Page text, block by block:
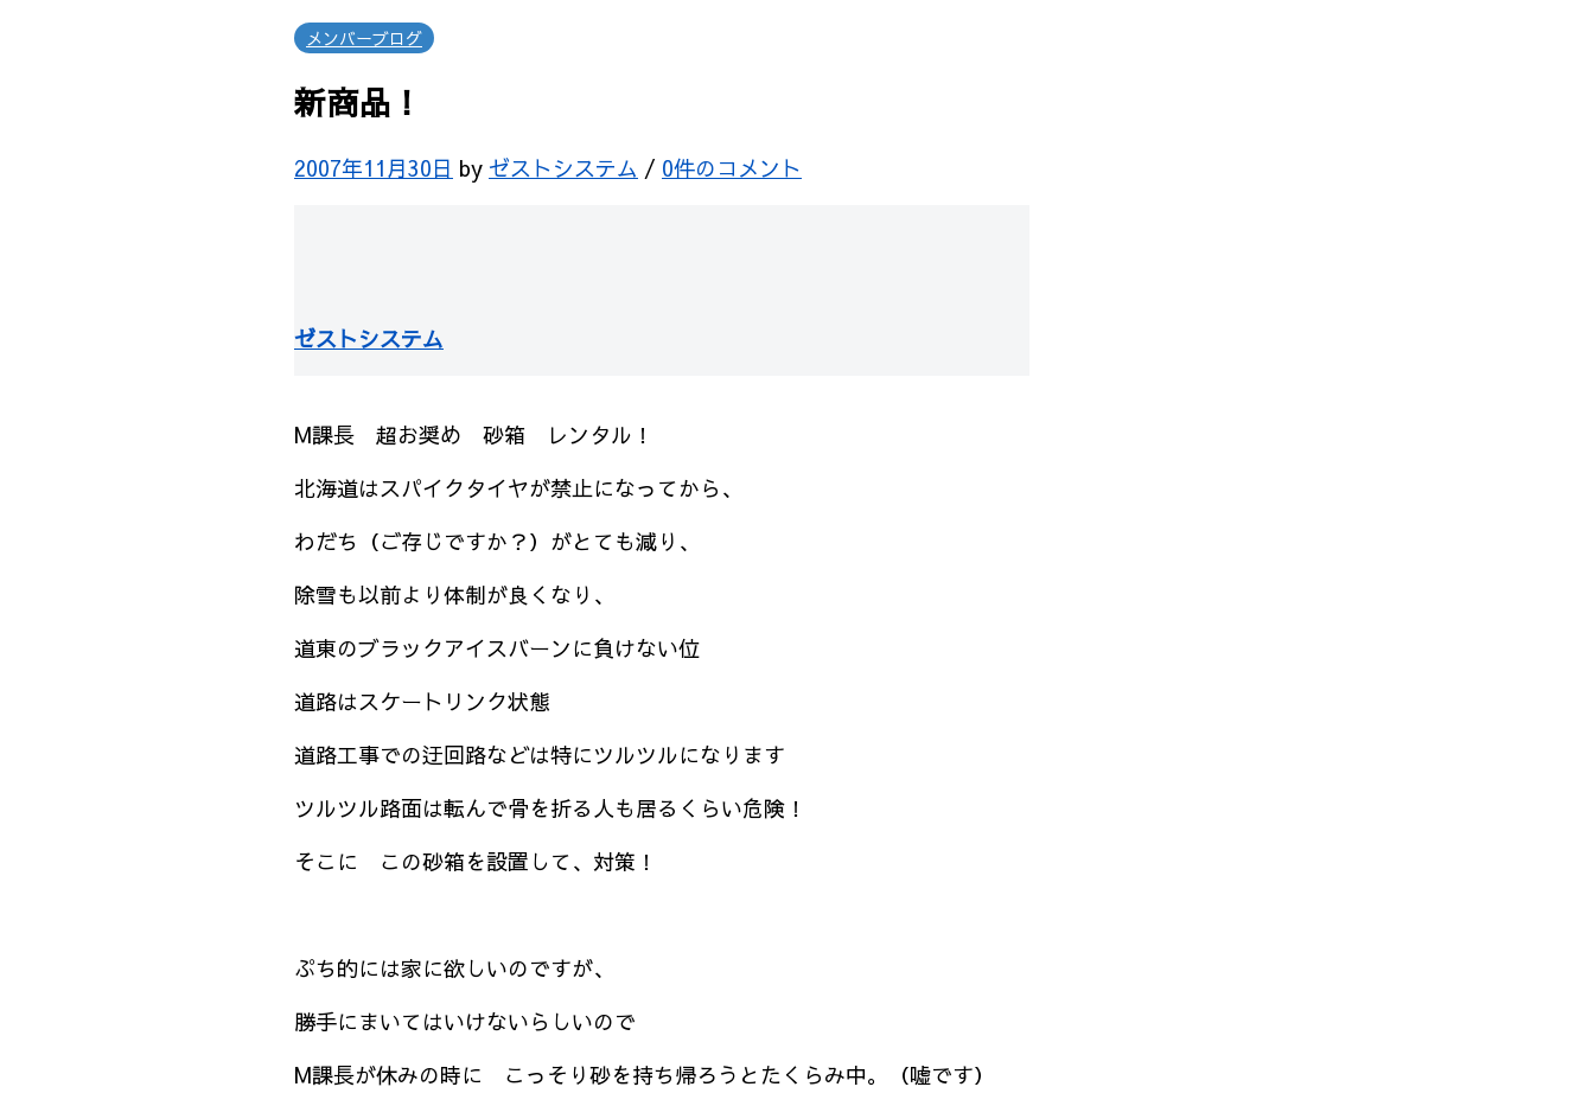
メンバーブログ
新商品！
2007年11月30日 by ゼストシステム / 0件のコメント
ゼストシステム
M課長 超お奨め 砂箱 レンタル！
北海道はスパイクタイヤが禁止になってから、
わだち（ご存じですか？）がとても減り、
除雪も以前より体制が良くなり、
道東のブラックアイスバーンに負けない位
道路はスケートリンク状態
道路工事での迂回路などは特にツルツルになります
ツルツル路面は転んで骨を折る人も居るくらい危険！
そこに この砂箱を設置して、対策！
ぷち的には家に欲しいのですが、
勝手にまいてはいけないらしいので
M課長が休みの時に こっそり砂を持ち帰ろうとたくらみ中。（嘘です）